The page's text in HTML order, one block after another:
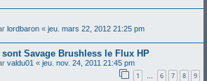
lordbaron « jeu. mars 22, 2012 21:25 pm
sont Savage Brushless le Flux HP
valdu01 « jeu. nov. 24, 2011 21:45 pm
1 … 6 7 8 9